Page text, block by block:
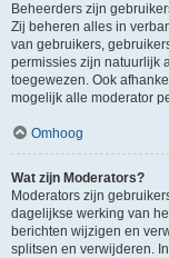
Beheerders zijn
Zij beheren alles in
van gebruikers,
permissies zijn natuurlijk
toegewezen. Ook
mogelijk alle moderator
Omhoog
Wat zijn Moderators?
Moderators zijn
dagelijkse werking van
berichten wijzigen en
splitsen en verwijderen.